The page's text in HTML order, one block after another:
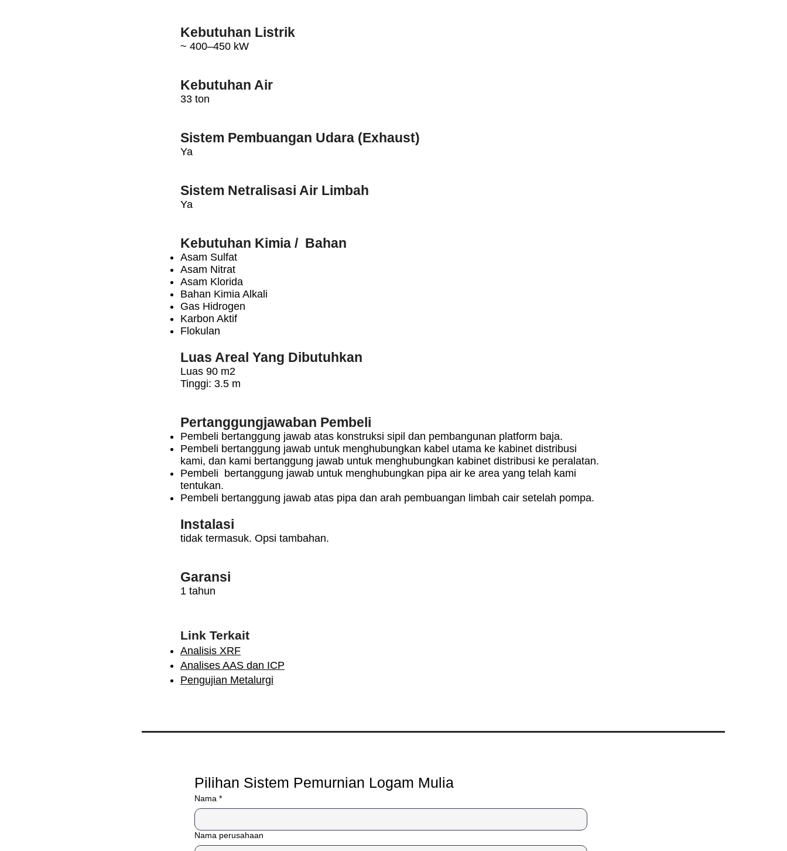
Kebutuhan Listrik
~ 400–450 kW
Kebutuhan Air
33 ton
Sistem Pembuangan Udara (Exhaust)
Ya
Sistem Netralisasi Air Limbah
Ya
Kebutuhan Kimia / Bahan
Asam Sulfat
Asam Nitrat
Asam Klorida
Bahan Kimia Alkali
Gas Hidrogen
Karbon Aktif
Flokulan
Luas Areal Yang Dibutuhkan
Luas 90 m2
Tinggi: 3.5 m
Pertanggungjawaban Pembeli
Pembeli bertanggung jawab atas konstruksi sipil dan pembangunan platform baja.
Pembeli bertanggung jawab untuk menghubungkan kabel utama ke kabinet distribusi
kami, dan kami bertanggung jawab untuk menghubungkan kabinet distribusi ke peralatan.
Pembeli bertanggung jawab untuk menghubungkan pipa air ke area yang telah kami
tentukan.
Pembeli bertanggung jawab atas pipa dan arah pembuangan limbah cair setelah pompa.
Instalasi
tidak termasuk. Opsi tambahan.
Garansi
1 tahun
Link Terkait
Analisis XRF
Analises AAS dan ICP
Pengujian Metalurgi
Pilihan Sistem Pemurnian Logam Mulia
Nama *
Nama perusahaan